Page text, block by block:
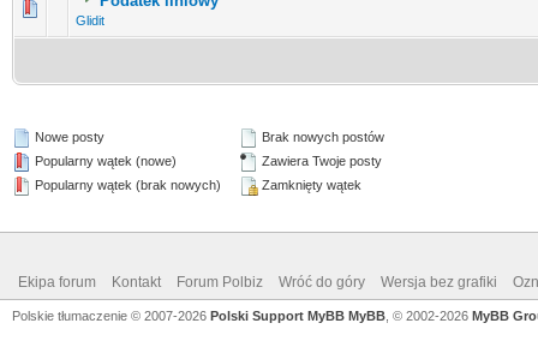
Glidit
0 głosów - średnia ocena: 0 na 5 gwiazdek
Nowe posty
Popularny wątek (nowe)
Popularny wątek (brak nowych)
Brak nowych postów
Zawiera Twoje posty
Zamknięty wątek
Ekipa forum Kontakt Forum Polbiz Wróć do góry Wersja bez grafiki
Polskie tłumaczenie © 2007-2026 Polski Support MyBB MyBB , © 2002-2026 MyBB